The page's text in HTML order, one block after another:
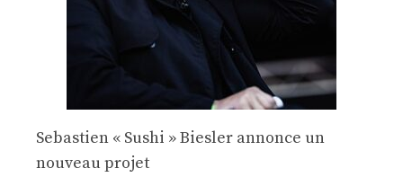
Sebastien « Sushi » Biesler annonce un
nouveau projet